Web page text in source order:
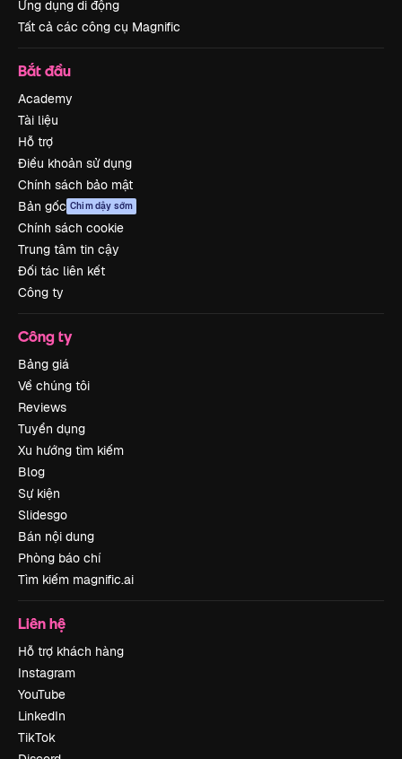
Ứng dụng di động
Tất cả các công cụ Magnific
Bắt đầu
Academy
Tài liệu
Hỗ trợ
Điều khoản sử dụng
Chính sách bảo mật
Bản gốc Chim dậy sớm
Chính sách cookie
Trung tâm tin cậy
Đối tác liên kết
Công ty
Công ty
Bảng giá
Về chúng tôi
Reviews
Tuyển dụng
Xu hướng tìm kiếm
Blog
Sự kiện
Slidesgo
Bán nội dung
Phòng báo chí
Tìm kiếm magnific.ai
Liên hệ
Hỗ trợ khách hàng
Instagram
YouTube
LinkedIn
TikTok